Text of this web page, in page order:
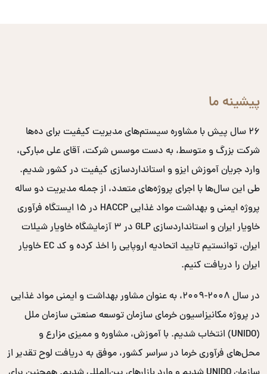
پیشینه ما
۲۶ سال پیش با مشاوره سیستم‌های مدیریت کیفیت برای ده‌ها
شرکت بزرگ و متوسط، به دست موسس شرکت، آقای علی مبارکی،
وارد جریان آموزش ایزو و استانداردسازی کیفیت در کشور شدیم.
طی این سال‌ها با اجرای پروژه‌های متعدد، از جمله مدیریت دو ساله
پروژه ایمنی و بهداشت مواد غذایی HACCP در ۱۵ ایستگاه فرآوری
خاویار ایران و استانداردسازی GLP در ۳ آزمایشگاه خاویار شیلات
ایران، توانستیم تایید اتحادیه اروپایی را اخذ کرده و کد EC خاویار
ایران را دریافت کنیم.
در سال ۲۰۰۸-۲۰۰۹، به عنوان مشاور بهداشت و ایمنی مواد غذایی
در پروژه مکانیزاسیون خرمای سازمان توسعه صنعتی سازمان ملل
(UNIDO) انتخاب شدیم. با آموزش، مشاوره و ممیزی مزارع و
محل‌های فرآوری خرما در سراسر کشور، موفق به دریافت لوح تقدیر از